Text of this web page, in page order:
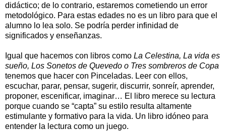
didáctico; de lo contrario, estaremos cometiendo un error
metodológico. Para estas edades no es un libro para que el
alumno lo lea solo. Se podría perder infinidad de
significados y enseñanzas.
Igual que hacemos con libros como La Celestina, La vida es
sueño, Los Sonetos de Quevedo o Tres sombreros de Copa
tenemos que hacer con Pinceladas. Leer con ellos,
escuchar, parar, pensar, sugerir, discurrir, sonreír, aprender,
proponer, escenificar, imaginar… El libro merece su lectura
porque cuando se “capta” su estilo resulta altamente
estimulante y formativo para la vida. Un libro idóneo para
entender la lectura como un juego.